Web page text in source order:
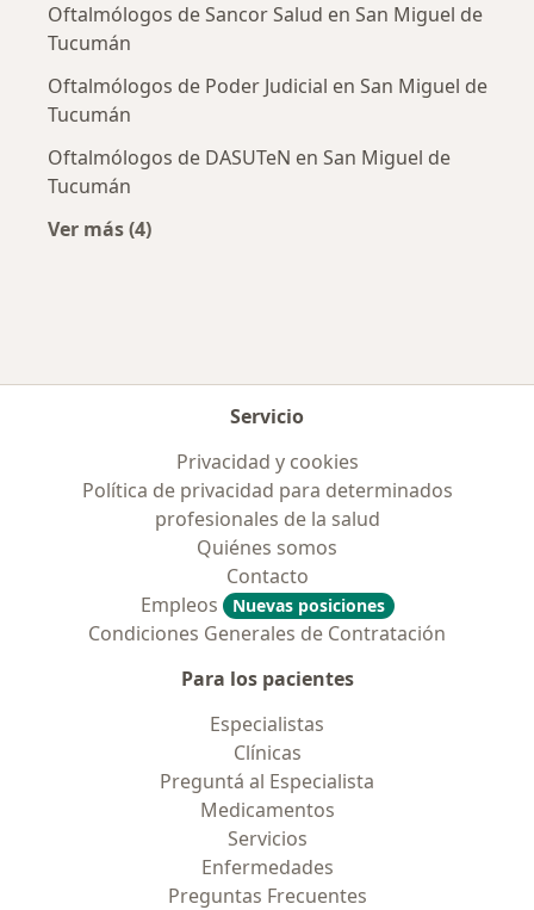
Oftalmólogos de Sancor Salud en San Miguel de
Tucumán
Oftalmólogos de Poder Judicial en San Miguel de
Tucumán
Oftalmólogos de DASUTeN en San Miguel de
Tucumán
Ver más (4)
Servicio
Privacidad y cookies
Política de privacidad para determinados
profesionales de la salud
Quiénes somos
Contacto
Empleos
Nuevas posiciones
Condiciones Generales de Contratación
Para los pacientes
Especialistas
Clínicas
Preguntá al Especialista
Medicamentos
Servicios
Enfermedades
Preguntas Frecuentes